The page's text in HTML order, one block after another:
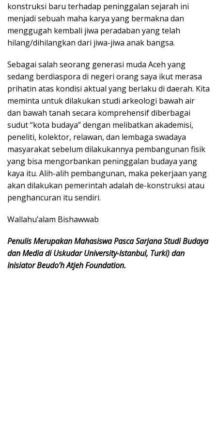
konstruksi baru terhadap peninggalan sejarah ini
menjadi sebuah maha karya yang bermakna dan
menggugah kembali jiwa peradaban yang telah
hilang/dihilangkan dari jiwa-jiwa anak bangsa.
Sebagai salah seorang generasi muda Aceh yang
sedang berdiaspora di negeri orang saya ikut merasa
prihatin atas kondisi aktual yang berlaku di daerah. Kita
meminta untuk dilakukan studi arkeologi bawah air
dan bawah tanah secara komprehensif diberbagai
sudut “kota budaya” dengan melibatkan akademisi,
peneliti, kolektor, relawan, dan lembaga swadaya
masyarakat sebelum dilakukannya pembangunan fisik
yang bisa mengorbankan peninggalan budaya yang
kaya itu. Alih-alih pembangunan, maka pekerjaan yang
akan dilakukan pemerintah adalah de-konstruksi atau
penghancuran itu sendiri.
Wallahu’alam Bishawwab
Penulis Merupakan Mahasiswa Pasca Sarjana Studi Budaya
dan Media di Uskudar University-Istanbul, Turki) dan
Inisiator Beudo’h Atjeh Foundation.